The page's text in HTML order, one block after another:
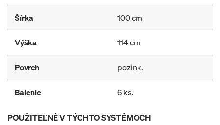
Šírka 100 cm
Výška 114 cm
Povrch pozink.
Balenie 6 ks.
POUŽITEĽNÉ V TÝCHTO SYSTÉMOCH